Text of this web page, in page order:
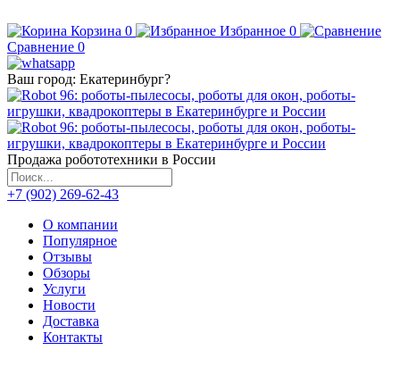
Корзина 0 Избранное 0
Сравнение 0
Ваш город: Екатеринбург?
Продажа робототехники в России
+7 (902) 269-62-43
О компании
Популярное
Отзывы
Обзоры
Услуги
Новости
Доставка
Контакты